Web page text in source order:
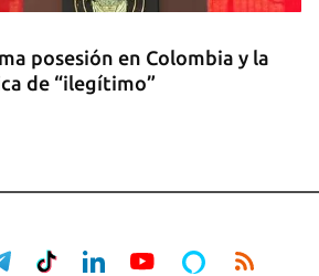
posesión en Colombia y la
de “ilegítimo”